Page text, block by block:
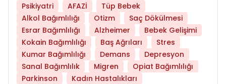
Psikiyatri AFAZİ
Tüp Bebek
Alkol Bağımlılığı
Otizm
Saç Dökülmesi
Esrar Bağımlılığı
Alzheimer
Bebek Gelişimi
Kokain Bağımlılığı
Baş Ağrıları
Stres
Kumar Bağımlılığı
Demans
Depresyon
Sanal Bağımlılık
Migren
Opiat Bağımlılığı
Parkinson
Kadın Hastalıkları